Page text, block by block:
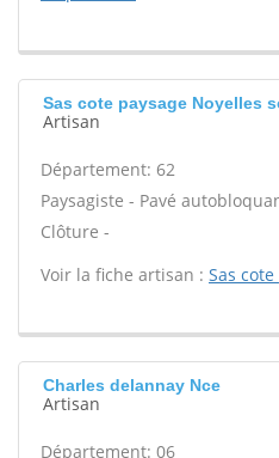
Sas cote paysage Noyelles
Artisan
Département: 62
Paysagiste - Pavé
Clôture -
Voir la fiche artisan : Sas
Charles delannay Nce
Artisan
Département: 06